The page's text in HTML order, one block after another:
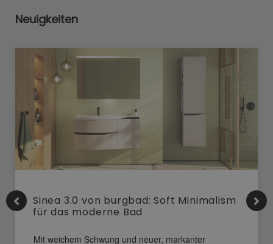
Neuigkeiten
Sinea 3.0 von burgbad: Soft Minimalism
für das moderne Bad
Mit weichem Schwung und neuer, markanter